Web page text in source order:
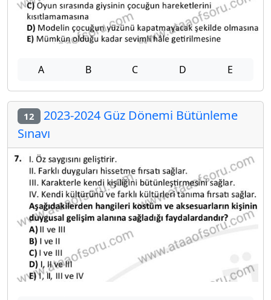
A B C D E
12 2023-2024 Güz Dönemi Bütünleme
Sınavı